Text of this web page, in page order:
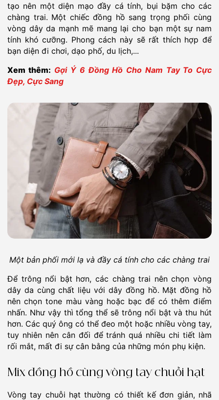
tạo nên một diện mạo đầy cá tính, bụi bặm cho các
chàng trai. Một chiếc đồng hồ sang trọng phối cùng
vòng dây da mạnh mẽ mang lại cho bạn một sự nam
tính khó cưỡng. Phong cách này sẽ rất thích hợp để
bạn diện đi chơi, dạo phố, du lịch,...
Xem thêm: Gợi Ý 6 Đồng Hồ Cho Nam Tay To Cực
Đẹp, Cực Sang
Một bản phối mới lạ và đầy cá tính cho các chàng trai
Để trông nổi bật hơn, các chàng trai nên chọn vòng
dây da cùng chất liệu với dây đồng hồ. Mặt đồng hồ
nên chọn tone màu vàng hoặc bạc để có thêm điểm
nhấn. Như vậy thì tổng thể sẽ trông nổi bật và thu hút
hơn. Các quý ông có thể đeo một hoặc nhiều vòng tay,
tuy nhiên nên cân đối để tránh quá nhiều chi tiết làm
rối mắt, mất đi sự cân bằng của những món phụ kiện.
Mix đồng hồ cùng vòng tay chuỗi hạt
Vòng tay chuỗi hạt thường có thiết kế đơn giản, nhã